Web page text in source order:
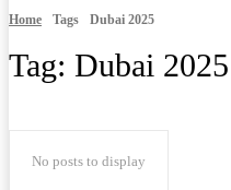
Home Tags Dubai 2025
Tag: Dubai 2025
No posts to display